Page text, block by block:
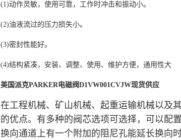
(1)动作灵敏，使用可靠，工作时冲击和振动小。
(2)油液流过的压力损失小。
(3)密封性能好。
(4)结构紧凑，安装、调整、使用、维护方便，通用性大
美国派克PARKER电磁阀D1VW001CVJW现货供应
在工程机械、矿山机械、起重运输机械以及
的优点。有多种的阀芯选项可选择，可以配
换向通道上有一个附加的阻尼孔能延长换向时